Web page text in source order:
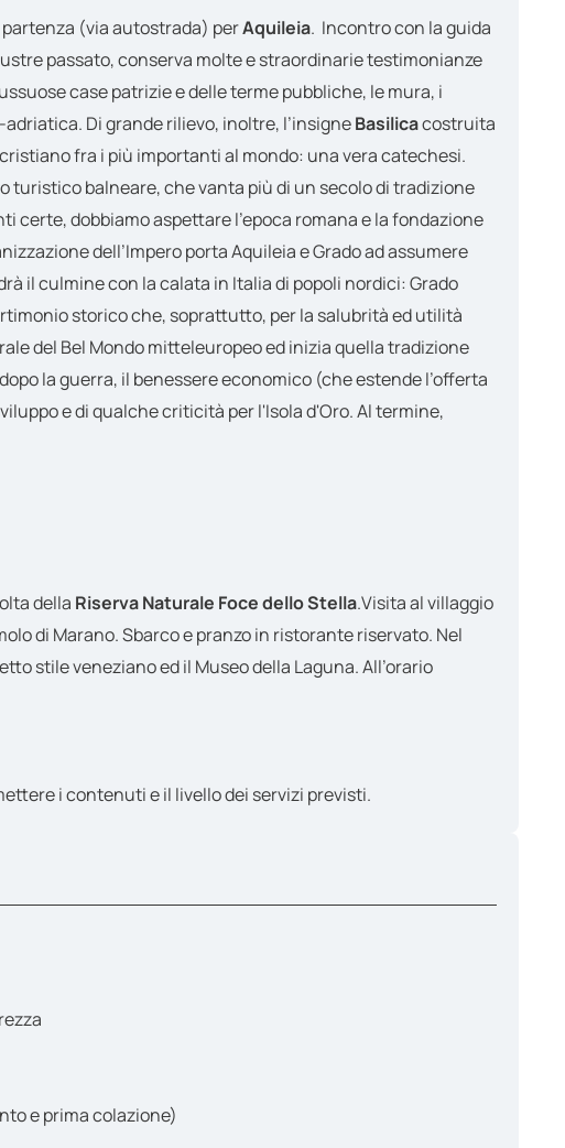
(via autostrada) perAquileia. Incontro con la guida
passato, conserva molte e straordinarie testimonianze
case patrizie e delle terme pubbliche, le mura, i
Di grande rilievo, inoltre, l’insigneBasilicacostruita
fra i più importanti al mondo: una vera catechesi.
balneare, che vanta più di un secolo di tradizione
certe, dobbiamo aspettare l'epoca romana e la fondazione
dell’Impero porta Aquileia e Grado ad assumere
il culmine con la calata in Italia di popoli nordici: Grado
storico che, soprattutto, per la salubrità ed utilità
del Bel Mondo mitteleuropeo ed inizia quella tradizione
la guerra, il benessere economico (che estende l’offerta
e di qualche criticità per l'Isola d'Oro. Al termine,
della Riserva Naturale Foce dello Stella.Visita al villaggio
di Marano. Sbarco e pranzo in ristorante riservato. Nel
stile veneziano ed il Museo della Laguna. All’orario
i contenuti e il livello dei servizi previsti.
e prima colazione)